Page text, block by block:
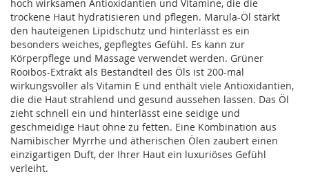
hoch wirksamen Antioxidantien und Vitamine, die die
trockene Haut hydratisieren und pflegen. Marula-Öl stärkt
den hauteigenen Lipidschutz und hinterlässt es ein
besonders weiches, gepflegtes Gefühl. Es kann zur
Körperpflege und Massage verwendet werden. Grüner
Rooibos-Extrakt als Bestandteil des Öls ist 200-mal
wirkungsvoller als Vitamin E und enthält viele Antioxidantien,
die die Haut strahlend und gesund aussehen lassen. Das Öl
zieht schnell ein und hinterlässt eine seidige und
geschmeidige Haut ohne zu fetten. Eine Kombination aus
Namibischer Myrrhe und ätherischen Ölen zaubert einen
einzigartigen Duft, der Ihrer Haut ein luxuriöses Gefühl
verleiht.